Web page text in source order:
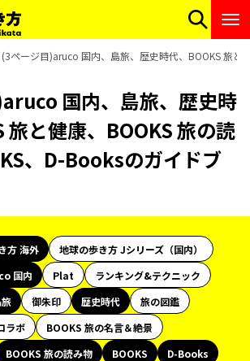
(3ページ目)aruco 国内、島旅、歴史時代、BOOKS 旅と
国内、島旅、歴史時
旅と健康、BOOKS 旅の読
、D-Booksのガイドブ
方 海外
地球の歩き方 Jシリーズ（国内）
国内 Plat
ランキング&テクニック
御朱印 歴史時代
旅の図鑑
ラボ
BOOKS 旅の名言＆絶景
BOOKS 旅の読み物 BOOKS
D-Books